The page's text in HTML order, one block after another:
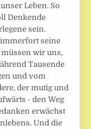
Leben. So
Denkende
sein.
immerfort seine
wir uns,
Tausende
und vom
der mutig und
- den Weg
erwächst
Und die